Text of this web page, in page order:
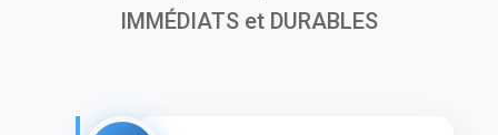
IMMÉDIATS et DURABLES